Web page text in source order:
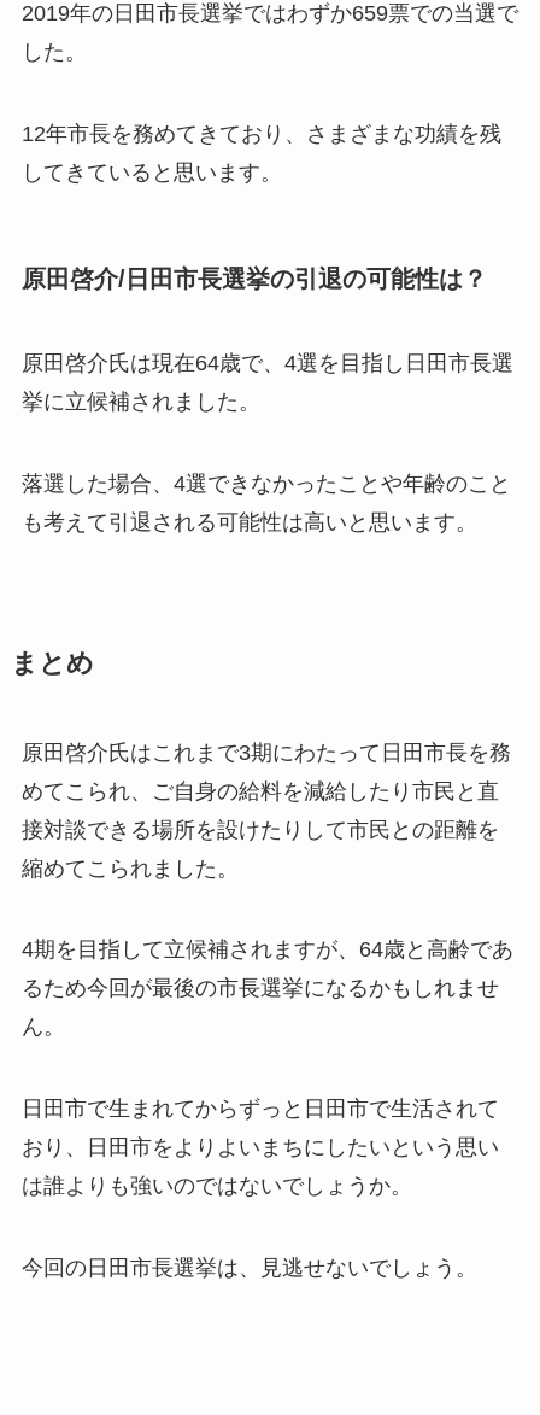
2019年の日田市長選挙ではわずか659票での当選で
した。
12年市長を務めてきており、さまざまな功績を残
してきていると思います。
原田啓介/日田市長選挙の引退の可能性は？
原田啓介氏は現在64歳で、4選を目指し日田市長選
挙に立候補されました。
落選した場合、4選できなかったことや年齢のこと
も考えて引退される可能性は高いと思います。
まとめ
原田啓介氏はこれまで3期にわたって日田市長を務
めてこられ、ご自身の給料を減給したり市民と直
接対談できる場所を設けたりして市民との距離を
縮めてこられました。
4期を目指して立候補されますが、64歳と高齢であ
るため今回が最後の市長選挙になるかもしれませ
ん。
日田市で生まれてからずっと日田市で生活されて
おり、日田市をよりよいまちにしたいという思い
は誰よりも強いのではないでしょうか。
今回の日田市長選挙は、見逃せないでしょう。